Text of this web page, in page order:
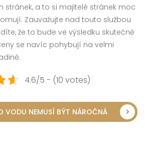
stránek, a to si majitelé stránek moc
Zauvažujte nad touto službou
že to bude ve výsledku skutečně
se navíc pohybují na velmi
4.6/5 - (10 votes)
VODU NEMUSÍ BÝT NÁROČNÁ